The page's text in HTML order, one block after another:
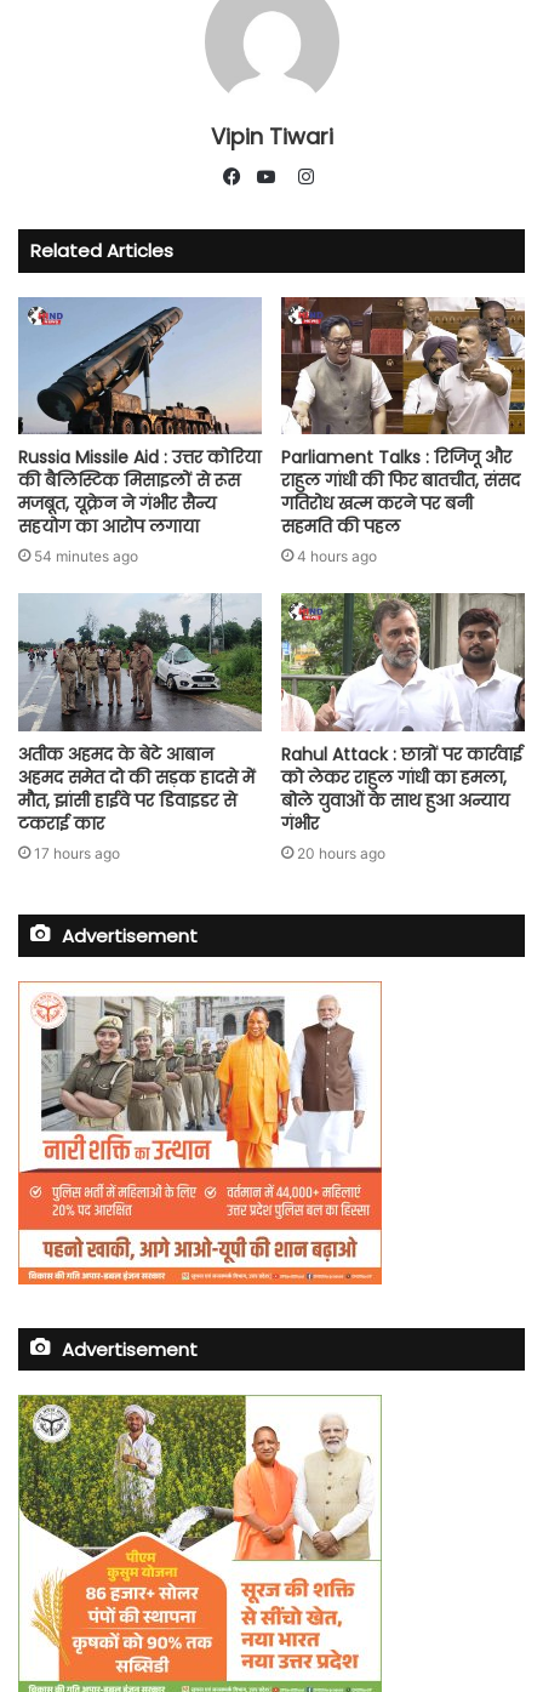
Vipin Tiwari
Instagram
Related Articles
Russia Missile Aid : उत्तर कोरिया
की बैलिस्टिक मिसाइलों से रूस
मजबूत, यूक्रेन ने गंभीर सैन्य
सहयोग का आरोप लगाया
54 minutes ago
Parliament Talks : रिजिजू और
राहुल गांधी की फिर बातचीत, संसद
गतिरोध खत्म करने पर बनी
सहमति की पहल
4 hours ago
अतीक अहमद के बेटे आबान
अहमद समेत दो की सड़क हादसे में
मौत, झांसी हाईवे पर डिवाइडर से
टकराई कार
17 hours ago
Rahul Attack : छात्रों पर कार्रवाई
को लेकर राहुल गांधी का हमला,
बोले युवाओं के साथ हुआ अन्याय
गंभीर
20 hours ago
Advertisement
Advertisement